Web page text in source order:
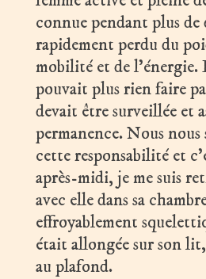
connue pendant plus de
rapidement perdu du
mobilité et de
pouvait plus rien faire
devait être surveillée et
permanence. Nous nous
cette responsabilité et
après-midi, je me suis
avec elle dans sa
effroyablement
était allongée sur son
au plafond.